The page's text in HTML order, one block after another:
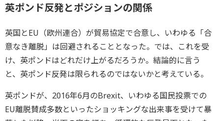
英ポンド反発とポジションの関係
英国とEU（欧州連合）が貿易協定で合意し、いわゆる「合
意なき離脱」は回避されることとなった。では、これを受
け、英ポンドはどれだけ上がるだろうか。結論的に言う
と、英ポンド反発は限られるのではないかと考えている。
英ポンドが、2016年6月のBrexit、いわゆる国民投票での
EU離脱賛成多数といったショッキングな出来事を受けて暴